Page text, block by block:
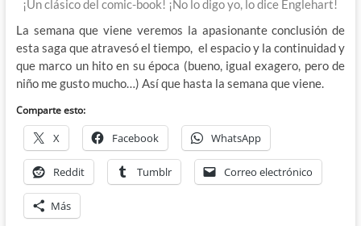
¡Un clásico del comic-book! ¡No lo digo yo, lo dice Englehart!
La semana que viene veremos la apasionante conclusión de
esta saga que atravesó el tiempo, el espacio y la continuidad y
que marco un hito en su época (bueno, igual exagero, pero de
niño me gusto mucho…) Así que hasta la semana que viene.
Comparte esto:
X Facebook WhatsApp
Reddit Tumblr Correo electrónico
Más